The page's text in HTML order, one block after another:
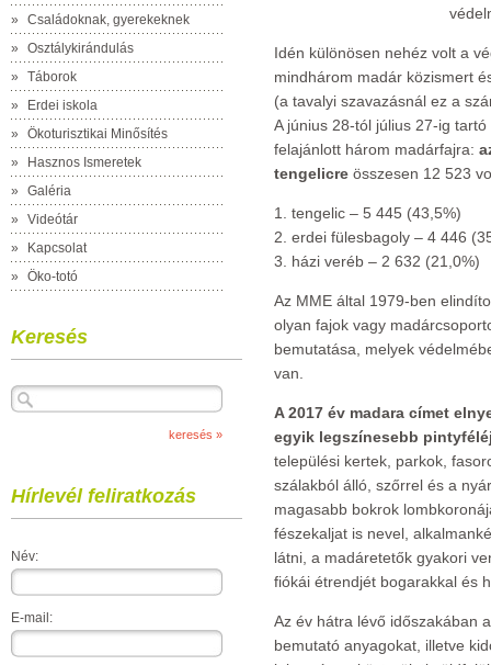
»
Családoknak, gyerekeknek
»
Osztálykirándulás
»
Táborok
»
Erdei iskola
»
Ökoturisztikai Minősítés
»
Hasznos Ismeretek
»
Galéria
»
Videótár
»
Kapcsolat
»
Öko-totó
Keresés
Hírlevél feliratkozás
Név:
E-mail:
Idén különösen nehéz volt a
mindhárom madár közismert
(a tavalyi szavazásnál ez a
A június 28-tól július 27-ig
felajánlott három madárfajra:
tengelicre összesen 12 523
1. tengelic – 5 445 (43,5%)
2. erdei fülesbagoly – 4 446
3. házi veréb – 2 632 (21,0%)
Az MME által 1979-ben
olyan fajok vagy
bemutatása, melyek
van.
A 2017 év madara címet
egyik legszínesebb
települési kertek, parkok,
szálakból álló, szőrrel és a
magasabb bokrok
fészekaljat is nevel,
látni, a madáretetők gyakori
fiókái étrendjét bogarakkal és
Az év hátra lévő időszakában
bemutató anyagokat, illetve